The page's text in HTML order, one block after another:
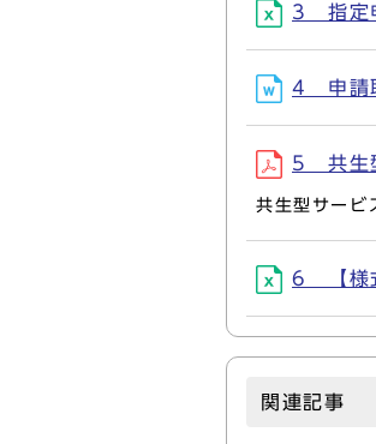
3 指定
4 申請
5 共生
共生型サービ
6 【様
関連記事